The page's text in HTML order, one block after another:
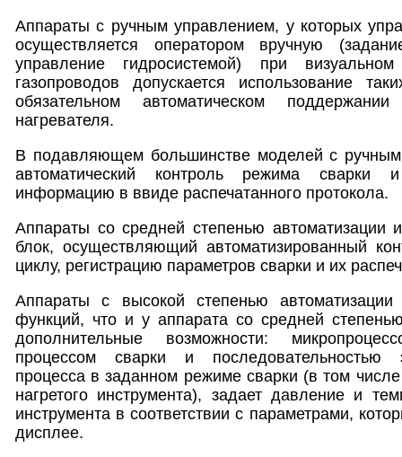
Аппараты с ручным управлением, у которых
осуществляется оператором вручную
управление гидросистемой) при
газопроводов допускается использование
обязательном автоматическом
нагревателя.
В подавляющем большинстве моделей с ручным
автоматический контроль режима сварки
информацию в ввиде распечатанного протокола.
Аппараты со средней степенью автоматизации
блок, осуществляющий автоматизированный
циклу, регистрацию параметров сварки и их
Аппараты с высокой степенью
функций, что и у аппарата со средней
дополнительные возможности:
процессом сварки и последовательностью
процесса в заданном режиме сварки (в том
нагретого инструмента), задает давление и
инструмента в соответствии с параметрами,
дисплее.